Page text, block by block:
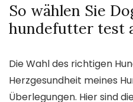
So wählen Sie
hundefutter test
Die Wahl des richtigen
Herzgesundheit meines
Überlegungen. Hier sind